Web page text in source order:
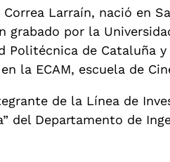
Correa Larraín, nació en
grabado por la
Politécnica de Cataluña
la ECAM, escuela de
de la Línea de
del Departamento de